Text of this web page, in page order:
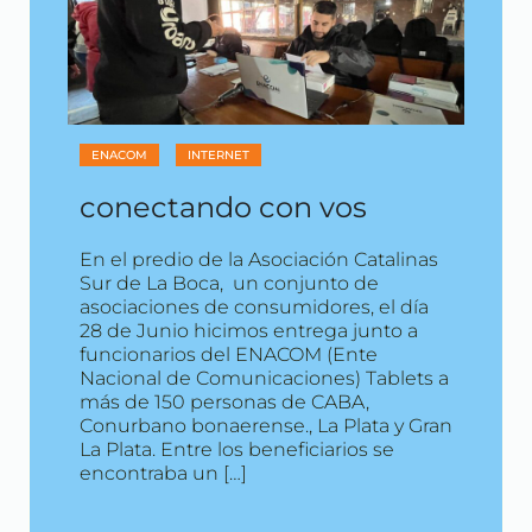
ENACOM INTERNET
conectando con vos
En el predio de la Asociación Catalinas
Sur de La Boca, un conjunto de
asociaciones de consumidores, el día
28 de Junio hicimos entrega junto a
funcionarios del ENACOM (Ente
Nacional de Comunicaciones) Tablets a
más de 150 personas de CABA,
Conurbano bonaerense., La Plata y Gran
La Plata. Entre los beneficiarios se
encontraba un […]